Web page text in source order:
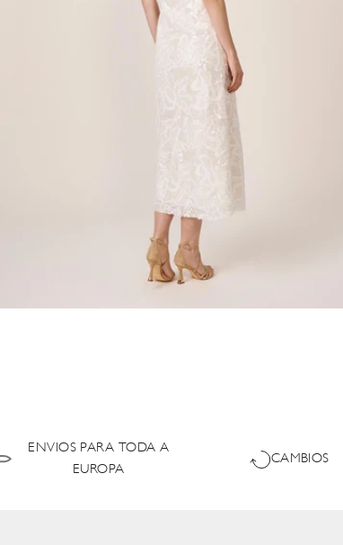
ENVIOS PARA TODA A
EUROPA
CAMBIOS